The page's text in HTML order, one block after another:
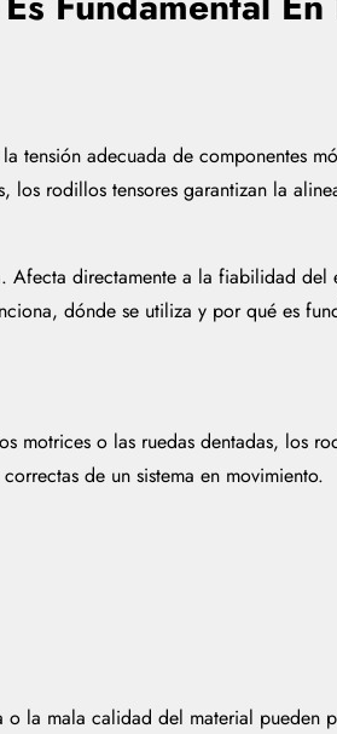
adecuada de componentes
rodillos tensores garantizan la
Afecta directamente a la fiabilidad
dónde se utiliza y por qué es
motrices o las ruedas dentadas, los
de un sistema en movimiento.
la mala calidad del material pueden